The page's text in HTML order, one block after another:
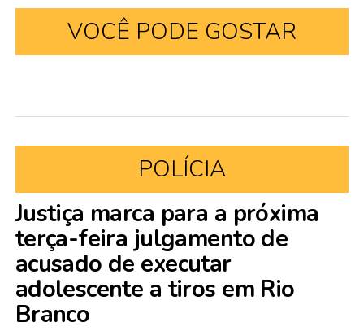
VOCÊ PODE GOSTAR
POLÍCIA
Justiça marca para a próxima
terça-feira julgamento de
acusado de executar
adolescente a tiros em Rio
Branco